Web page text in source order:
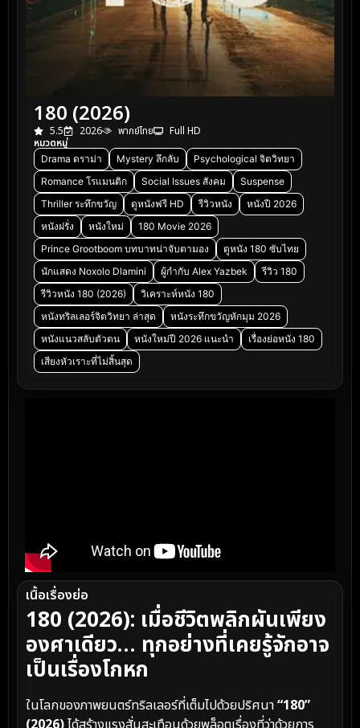
180 (2026)
5.5 2026 พากย์ไทย
Full HD
หมวดหมู่
Drama ดราม่า Mystery ลึกลับ
Psychological จิตวิทยา
Romance โรแมนติก
Social Issues สังคม
Suspense
Thriller ระทึกขวัญ
ดูหนังฟรี HD รีวิวหนัง
หนังปี 2026
หนังฝรั่ง
หนังใหม่
180 Movie 2026
Prince Grootboom บทบาทน่าจับตามอง
ดูหนัง 180 ซับไทย
นักแสดง Noxolo Dlamini
ผู้กำกับ Alex Yazbek
รีวิว 180
รีวิวหนัง 180 (2026)
วิเคราะห์หนัง 180
หนังทริลเลอร์จิตวิทยา ล่าสุด
หนังระทึกขวัญหักมุม 2026
หนังแนวสลับตัวตน
หนังใหม่ปี 2026 แนะนำ
เรื่องย่อหนัง 180
เสียงหัวเราะที่ไม่สิ้นสุด
เนื้อเรื่องย่อ
180 (2026): เมื่อชีวิตพลิกผันเพียง
องศาเดียว… ทุกอย่างที่เคยรู้จักอาจ
เป็นเรื่องโกหก
ในโลกของภาพยนตร์ทริลเลอร์ที่เต็มไปด้วยปริศนา“180”